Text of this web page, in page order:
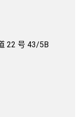
22 号 43/5B